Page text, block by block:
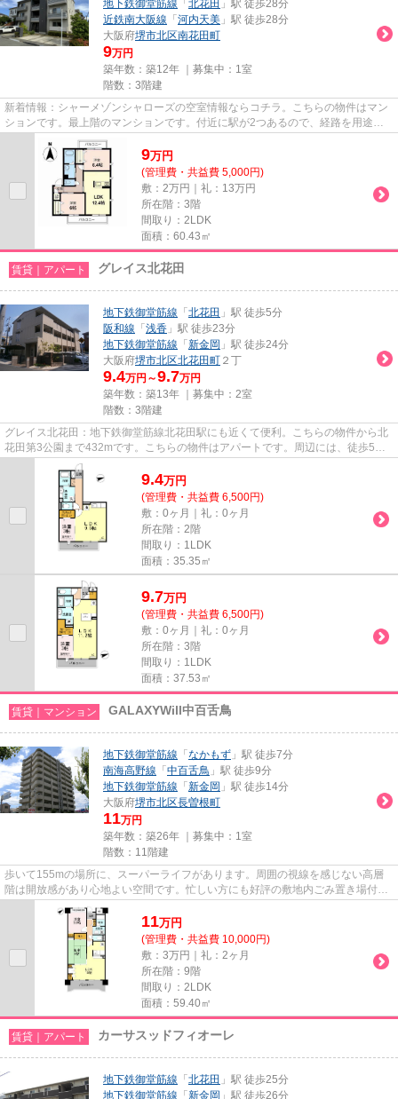
地下鉄御堂筋線 「 北花田 」駅 徒歩28分
近鉄南大阪線 「 河内天美 」駅 徒歩28分
大阪府堺市北区南花田町
9万円
築年数：築12年 ｜募集中： 1室
階数：3階建
新着情報：シャーメゾンシャローズの空室情報ならコチラ。こちらの物件はマン
ションです。最上階のマンションです。付近に駅が2つあるので、経路を用途や
行き先によって選べる物件です...
9万円
(管理費・共益費 5,000円)
敷：2万円｜礼：13万円
所在階：3階
間取り：2LDK
面積：60.43㎡
賃貸｜アパート グレイス北花田
地下鉄御堂筋線 「 北花田 」駅 徒歩5分
阪和線 「 浅香 」駅 徒歩23分
地下鉄御堂筋線 「 新金岡 」駅 徒歩24分
大阪府堺市北区北花田町 ２丁
9.4万円～9.7万円
築年数：築13年 ｜募集中： 2室
階数：3階建
グレイス北花田：地下鉄御堂筋線北花田駅にも近くて便利。こちらの物件から北
花田第3公園まで432mです。こちらの物件はアパートです。周辺には、徒歩5分
で利用できる駅があります。当...
9.4万円
(管理費・共益費 6,500円)
敷：0ヶ月｜礼：0ヶ月
所在階：2階
間取り：1LDK
面積：35.35㎡
9.7万円
(管理費・共益費 6,500円)
敷：0ヶ月｜礼：0ヶ月
所在階：3階
間取り：1LDK
面積：37.53㎡
賃貸｜マンション GALAXYWill中百舌鳥
地下鉄御堂筋線 「 なかもず 」駅 徒歩7分
南海高野線 「 中百舌鳥 」駅 徒歩9分
地下鉄御堂筋線 「 新金岡 」駅 徒歩14分
大阪府堺市北区長曽根町
11万円
築年数：築26年 ｜募集中： 1室
階数：11階建
歩いて155mの場所に、スーパーライフがあります。周囲の視線を感じない高層
階は開放感があり心地よい空間です。忙しい方にも好評の敷地内ごみ置き場付物
件。目的に応じて選べる2駅利用...
11万円
(管理費・共益費 10,000円)
敷：3万円｜礼：2ヶ月
所在階：9階
間取り：2LDK
面積：59.40㎡
賃貸｜アパート カーサスッドフィオーレ
地下鉄御堂筋線 「 北花田 」駅 徒歩25分
地下鉄御堂筋線 「 新金岡 」駅 徒歩26分